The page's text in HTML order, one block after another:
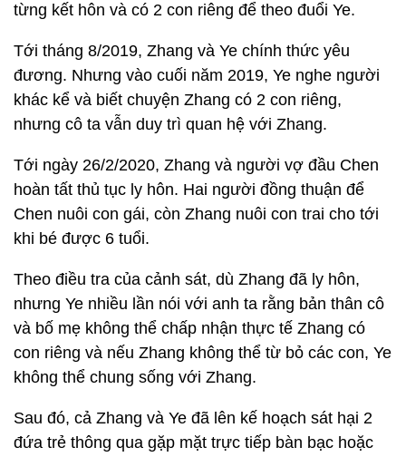
từng kết hôn và có 2 con riêng để theo đuổi Ye.
Tới tháng 8/2019, Zhang và Ye chính thức yêu
đương. Nhưng vào cuối năm 2019, Ye nghe người
khác kể và biết chuyện Zhang có 2 con riêng,
nhưng cô ta vẫn duy trì quan hệ với Zhang.
Tới ngày 26/2/2020, Zhang và người vợ đầu Chen
hoàn tất thủ tục ly hôn. Hai người đồng thuận để
Chen nuôi con gái, còn Zhang nuôi con trai cho tới
khi bé được 6 tuổi.
Theo điều tra của cảnh sát, dù Zhang đã ly hôn,
nhưng Ye nhiều lần nói với anh ta rằng bản thân cô
và bố mẹ không thể chấp nhận thực tế Zhang có
con riêng và nếu Zhang không thể từ bỏ các con, Ye
không thể chung sống với Zhang.
Sau đó, cả Zhang và Ye đã lên kế hoạch sát hại 2
đứa trẻ thông qua gặp mặt trực tiếp bàn bạc hoặc